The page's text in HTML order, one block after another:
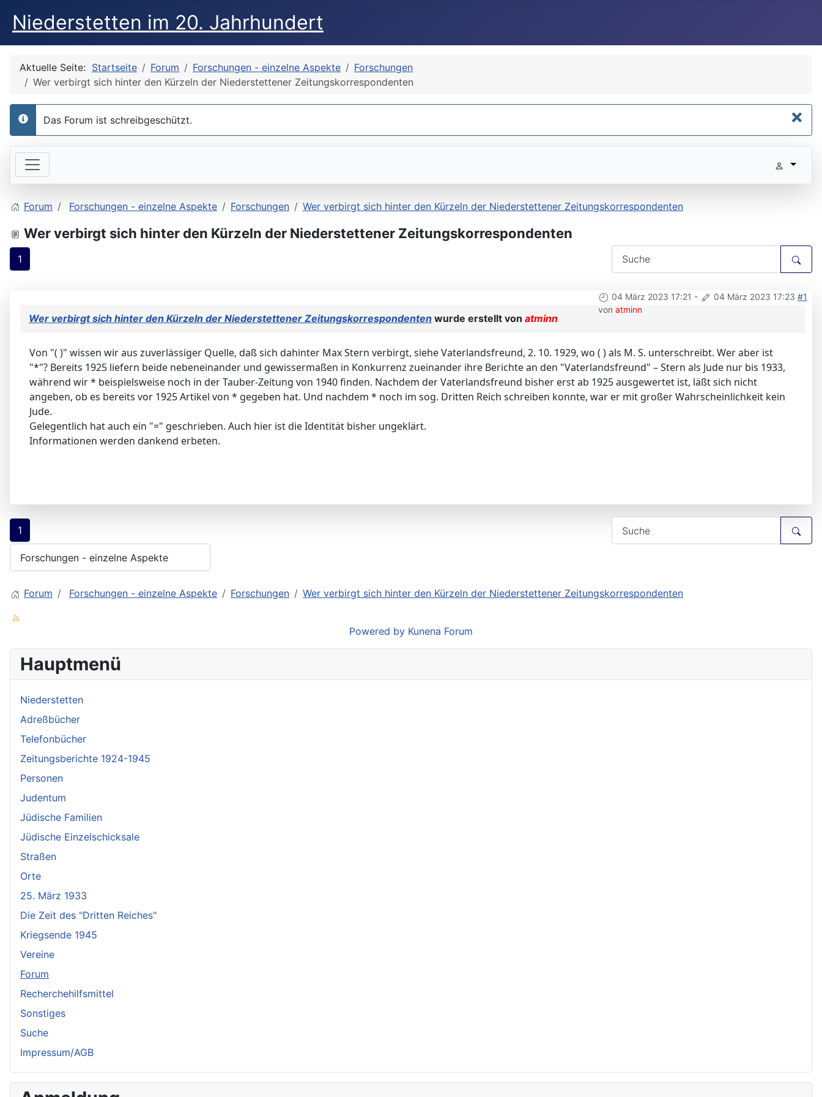
Niederstetten im 20. Jahrhundert
Aktuelle Seite: Startseite Forum Forschungen - einzelne Aspekte
Forschungen
Wer verbirgt sich hinter den Kürzeln der Niederstettener Zeitungskorrespondenten
×
info
Das Forum ist schreibgeschützt.
Forum Forschungen - einzelne Aspekte Forschungen Wer verbirgt sich hinter den Kürzeln der Niederstettener Zeitungskorrespondenten
Wer verbirgt sich hinter den Kürzeln der Niederstettener Zeitungskorrespondenten
1
04 März 2023 17:21 - 04 März 2023 17:23 #1
von atminn
Wer verbirgt sich hinter den Kürzeln der Niederstettener Zeitungskorrespondenten wurde erstellt von atminn
Von "( )" wissen wir aus zuverlässiger Quelle, daß sich dahinter Max Stern verbirgt, siehe Vaterlandsfreund, 2. 10. 1929, wo ( ) als M. S. unterschreibt. Wer aber ist
"*"? Bereits 1925 liefern beide nebeneinander und gewissermaßen in Konkurrenz zueinander ihre Berichte an den "Vaterlandsfreund" – Stern als Jude nur bis 1933,
während wir * beispielsweise noch in der Tauber-Zeitung von 1940 finden. Nachdem der Vaterlandsfreund bisher erst ab 1925 ausgewertet ist, läßt sich nicht
angeben, ob es bereits vor 1925 Artikel von * gegeben hat. Und nachdem * noch im sog. Dritten Reich schreiben konnte, war er mit großer Wahrscheinlichkeit kein
Jude.
Gelegentlich hat auch ein "=" geschrieben. Auch hier ist die Identität bisher ungeklärt.
Informationen werden dankend erbeten.
1
Forum Forschungen - einzelne Aspekte Forschungen Wer verbirgt sich hinter den Kürzeln der Niederstettener Zeitungskorrespondenten
Powered by Kunena Forum
Hauptmenü
Niederstetten
Adreßbücher
Telefonbücher
Zeitungsberichte 1924-1945
Personen
Judentum
Jüdische Familien
Jüdische Einzelschicksale
Straßen
Orte
25. März 1933
Die Zeit des "Dritten Reiches"
Kriegsende 1945
Vereine
Forum
Recherchehilfsmittel
Sonstiges
Suche
Impressum/AGB